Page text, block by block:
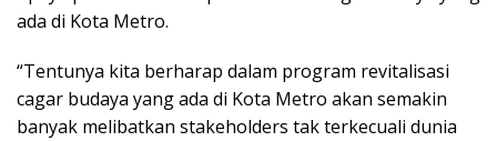
ada di Kota Metro.
“Tentunya kita berharap dalam program revitalisasi
cagar budaya yang ada di Kota Metro akan semakin
banyak melibatkan stakeholders tak terkecuali dunia